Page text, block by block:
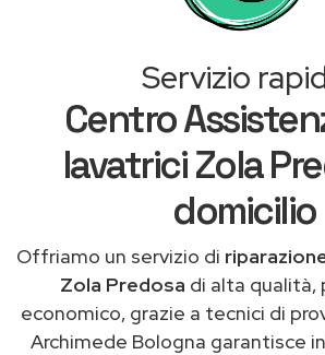
Servizio
Centro
lavatrici Zola
domicilio
Offriamo un servizio di
Zola Predosa di alta qualità,
economico, grazie a tecnici di
Archimede Bologna garantisce